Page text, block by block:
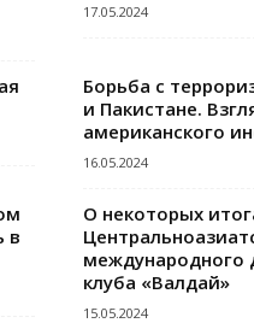
17.05.2024
Борьба с
и Пакистане.
американского
16.05.2024
в
О некоторых
международного
клуба «Валдай»
15.05.2024